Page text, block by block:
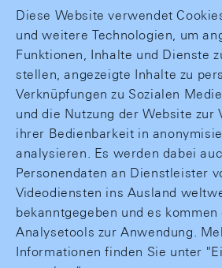
Diese Website verwendet
und weitere Technologien, um
Funktionen, Inhalte und Dienste
stellen, angezeigte Inhalte zu
Verknüpfungen zu Sozialen
und die Nutzung der Website zur
ihrer Bedienbarkeit in
analysieren. Es werden dabei
Personendaten an Dienstleister
Videodiensten ins Ausland
bekanntgegeben und es kommen
Analysetools zur Anwendung.
Informationen finden Sie unter